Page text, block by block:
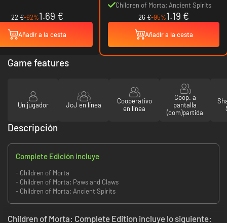
22 €-92%1.69 €
Añadir a la cesta
Children of Morta: Ancient Spirits
26 €-95%1.19 €
Añadir a la cesta
Game features
Un jugador JcJ en línea
Cooperativo
en línea
Coop. a
pantalla
(com)partida
Descripción
Complete Edición incluye
- Children of Morta
- Children of Morta: Paws and Claws
- Children of Morta: Ancient Spirits
Children of Morta: Complete Edition incluye lo siguiente: